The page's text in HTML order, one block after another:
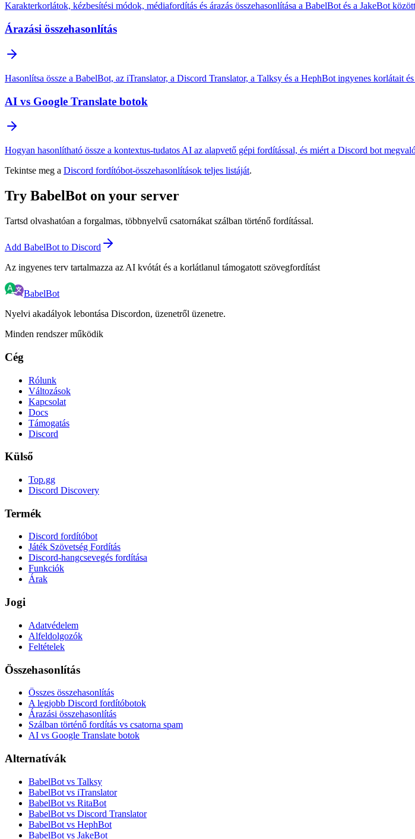
Karakterkorlátok, kézbesítési módok, médiafordítás és árazás összehasonlítása a BabelBot és a JakeBot
Árazási összehasonlítás
Hasonlítsa össze a BabelBot, az iTranslator, a Discord Translator, a Talksy és a HephBot ingyenes korlátait
AI vs Google Translate botok
Hogyan hasonlítható össze a kontextus-tudatos AI az alapvető gépi fordítással, és miért a Discord bot
Tekintse meg a Discord fordítóbot-összehasonlítások teljes listáját.
Try BabelBot on your server
Tartsd olvashatóan a forgalmas, többnyelvű csatornákat szálban történő fordítással.
Add BabelBot to Discord
Az ingyenes terv tartalmazza az AI kvótát és a korlátlanul támogatott szövegfordítást
BabelBot
Nyelvi akadályok lebontása Discordon, üzenetről üzenetre.
Minden rendszer működik
Cég
Rólunk
Változások
Kapcsolat
Docs
Támogatás
Discord
Külső
Top.gg
Discord Discovery
Termék
Discord fordítóbot
Játék Szövetség Fordítás
Discord-hangcsevegés fordítása
Funkciók
Árak
Jogi
Adatvédelem
Alfeldolgozók
Feltételek
Összehasonlítás
Összes összehasonlítás
A legjobb Discord fordítóbotok
Árazási összehasonlítás
Szálban történő fordítás vs csatorna spam
AI vs Google Translate botok
Alternatívák
BabelBot vs Talksy
BabelBot vs iTranslator
BabelBot vs RitaBot
BabelBot vs Discord Translator
BabelBot vs HephBot
BabelBot vs JakeBot